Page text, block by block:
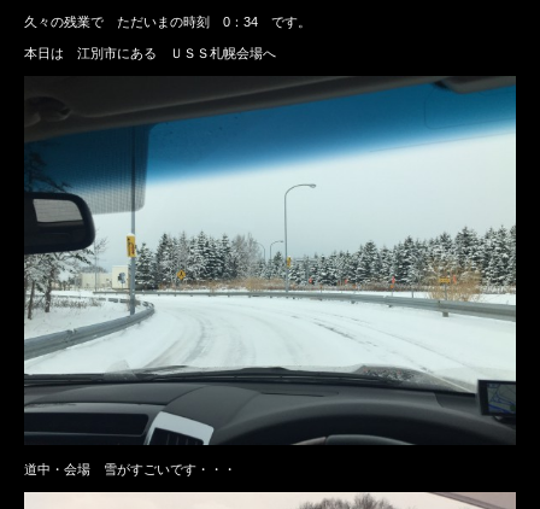
久々の残業で ただいまの時刻 0：34 です。
本日は 江別市にある ＵＳＳ札幌会場へ
道中・会場 雪がすごいです・・・